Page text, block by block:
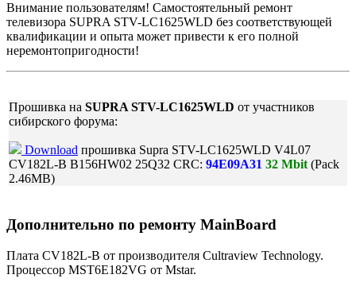
Внимание пользователям! Самостоятельный ремонт
телевизора SUPRA STV-LC1625WLD без соответствующей
квалификации и опыта может привести к его полной
неремонтопригодности!
Прошивка на SUPRA STV-LC1625WLD от участников
сибирского форума:
Download прошивка Supra STV-LC1625WLD V4L07
CV182L-B B156HW02 25Q32 CRC: 94E09A31 32 Mbit (Pack
2.46MB)
Дополнительно по ремонту MainBoard
Плата CV182L-B от производителя Cultraview Technology.
Процессор MST6E182VG от Mstar.